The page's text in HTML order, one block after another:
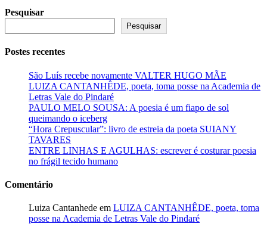
Pesquisar
Pesquisar
Postes recentes
São Luís recebe novamente VALTER HUGO MÃE
LUIZA CANTANHÊDE, poeta, toma posse na Academia de
Letras Vale do Pindaré
PAULO MELO SOUSA: A poesia é um fiapo de sol
queimando o iceberg
“Hora Crepuscular”: livro de estreia da poeta SUIANY
TAVARES
ENTRE LINHAS E AGULHAS: escrever é costurar poesia
no frágil tecido humano
Comentário
Luiza Cantanhede em LUIZA CANTANHÊDE, poeta, toma
posse na Academia de Letras Vale do Pindaré